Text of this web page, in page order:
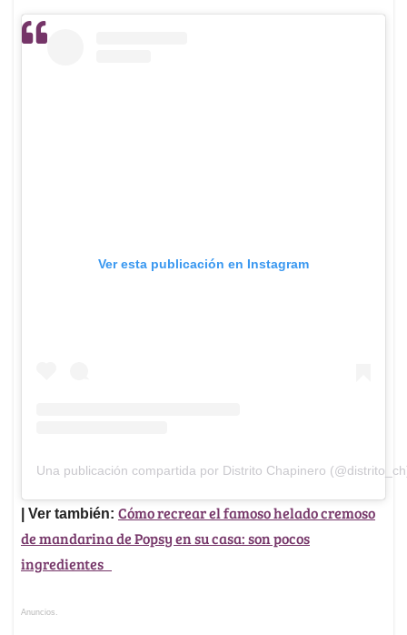
Ver esta publicación en Instagram
Una publicación compartida por Distrito Chapinero
| Ver también: Cómo recrear el famoso helado cremoso
de mandarina de Popsy en su casa: son pocos
ingredientes
Anuncios.